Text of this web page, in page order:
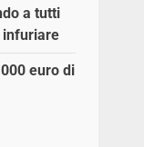
a tutti
infuriare
euro di